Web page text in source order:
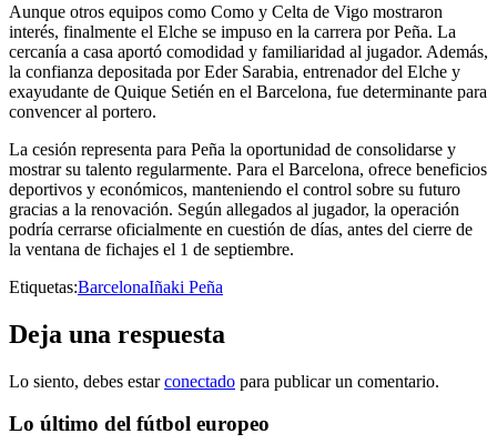
Aunque otros equipos como Como y Celta de Vigo mostraron
interés, finalmente el Elche se impuso en la carrera por Peña. La
cercanía a casa aportó comodidad y familiaridad al jugador. Además,
la confianza depositada por Eder Sarabia, entrenador del Elche y
exayudante de Quique Setién en el Barcelona, fue determinante para
convencer al portero.
La cesión representa para Peña la oportunidad de consolidarse y
mostrar su talento regularmente. Para el Barcelona, ofrece beneficios
deportivos y económicos, manteniendo el control sobre su futuro
gracias a la renovación. Según allegados al jugador, la operación
podría cerrarse oficialmente en cuestión de días, antes del cierre de
la ventana de fichajes el 1 de septiembre.
Etiquetas:BarcelonaIñaki Peña
Deja una respuesta
Lo siento, debes estarconectado para publicar un comentario.
Lo último del fútbol europeo